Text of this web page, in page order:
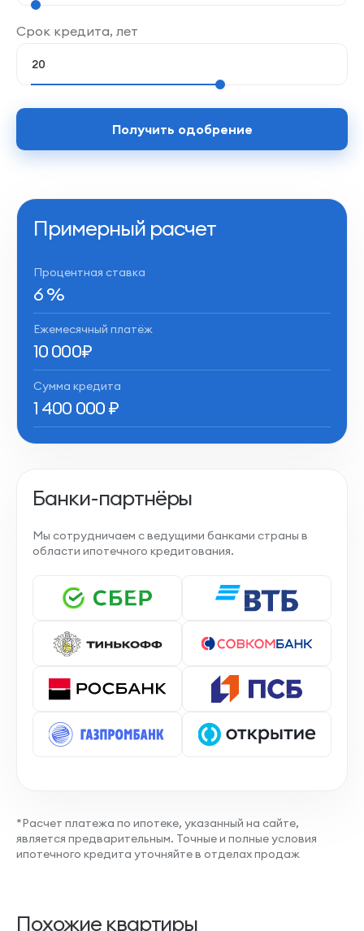
Срок кредита, лет
Получить одобрение
Примерный расчет
Процентная ставка
6%
Ежемесячный платёж
10 000₽
Сумма кредита
1 400 000₽
Банки-партнёры
Мы сотрудничаем с ведущими банками страны в
области ипотечного кредитования.
*Расчет платежа по ипотеке, указанный на сайте,
является предварительным. Точные и полные условия
ипотечного кредита уточняйте в отделах продаж
Похожие квартиры